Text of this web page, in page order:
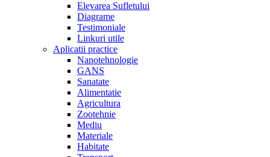
Elevarea Sufletului
Diagrame
Testimoniale
Linkuri utile
Aplicatii practice
Nanotehnologie
GANS
Sanatate
Alimentatie
Agricultura
Zootehnie
Mediu
Materiale
Habitate